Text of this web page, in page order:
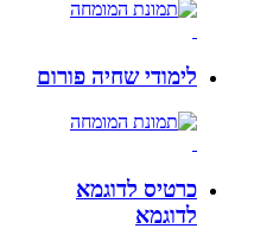
לימודי שחיה פורום
כרטיס לדוגמא
לדוגמא